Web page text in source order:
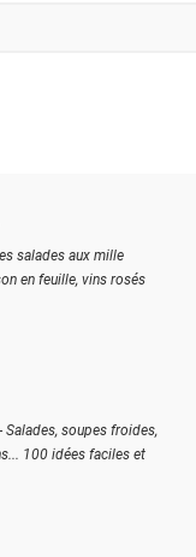
salades aux mille
en feuille, vins rosés
soupes froides,
100 idées faciles et